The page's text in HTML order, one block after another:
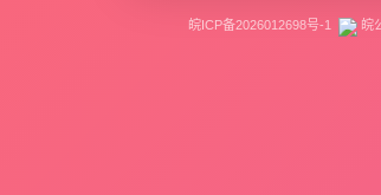
皖ICP备2026012698号-1 皖